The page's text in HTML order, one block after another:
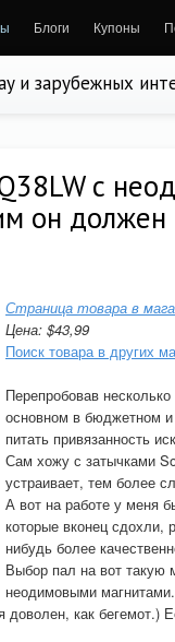
Блоги Купоны
и зарубежных
с
он
Страница товара в
Цена: $43,99
Поиск товара в других
Перепробовав
основном в бюджетном и
питать привязанность
Сам хожу с затычками
устраивает, тем более
А вот на работе у меня
которые вконец сдохли,
нибудь более
Выбор пал на вот такую
неодимовыми магнитами.
как бегемот.)